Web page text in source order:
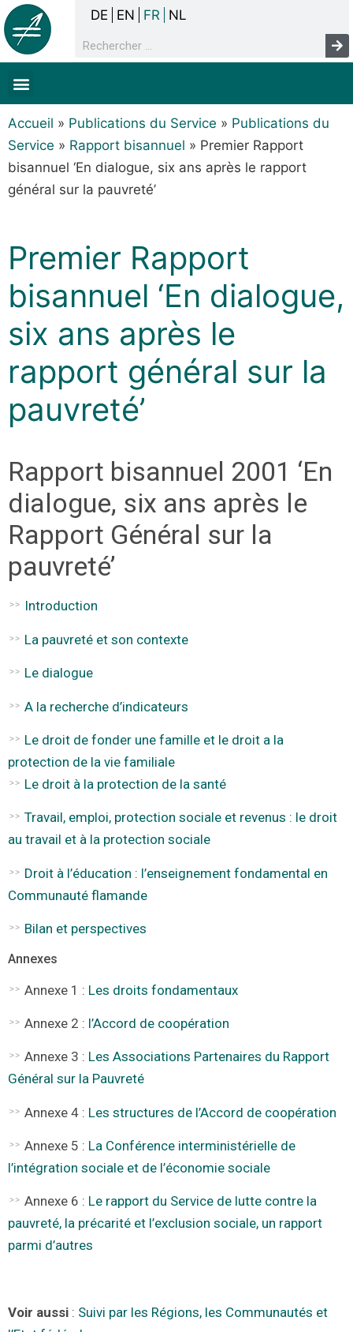
DE EN FR NL
Accueil » Publications du Service » Publications du
Service » Rapport bisannuel » Premier Rapport
bisannuel ‘En dialogue, six ans après le rapport
général sur la pauvreté’
Premier Rapport
bisannuel ‘En dialogue,
six ans après le
rapport général sur la
pauvreté’
Rapport bisannuel 2001 ‘En
dialogue, six ans après le
Rapport Général sur la
pauvreté’
Introduction
La pauvreté et son contexte
Le dialogue
A la recherche d’indicateurs
Le droit de fonder une famille et le droit a la
protection de la vie familiale
Le droit à la protection de la santé
Travail, emploi, protection sociale et revenus : le droit
au travail et à la protection sociale
Droit à l’éducation : l’enseignement fondamental en
Communauté flamande
Bilan et perspectives
Annexes
Annexe 1 : Les droits fondamentaux
Annexe 2 : l’Accord de coopération
Annexe 3 : Les Associations Partenaires du Rapport
Général sur la Pauvreté
Annexe 4 : Les structures de l’Accord de coopération
Annexe 5 : La Conférence interministérielle de
l’intégration sociale et de l’économie sociale
Annexe 6 : Le rapport du Service de lutte contre la
pauvreté, la précarité et l’exclusion sociale, un rapport
parmi d’autres
Voir aussi : Suivi par les Régions, les Communautés et